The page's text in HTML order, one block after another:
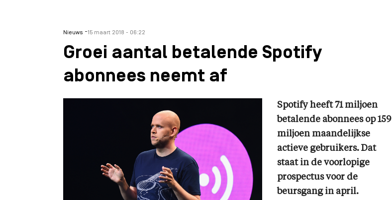
Nieuws -15 maart 2018 - 06:22
Groei aantal betalende Spotify
abonnees neemt af
Spotify heeft 71 miljoen
betalende abonnees op 159
miljoen maandelijkse
actieve gebruikers. Dat
staat in de voorlopige
prospectus voor de
beursgang in april.